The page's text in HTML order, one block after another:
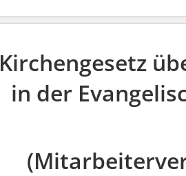
Kirchengesetz
in der